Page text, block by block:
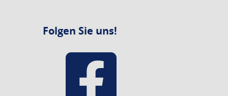
Folgen Sie uns!